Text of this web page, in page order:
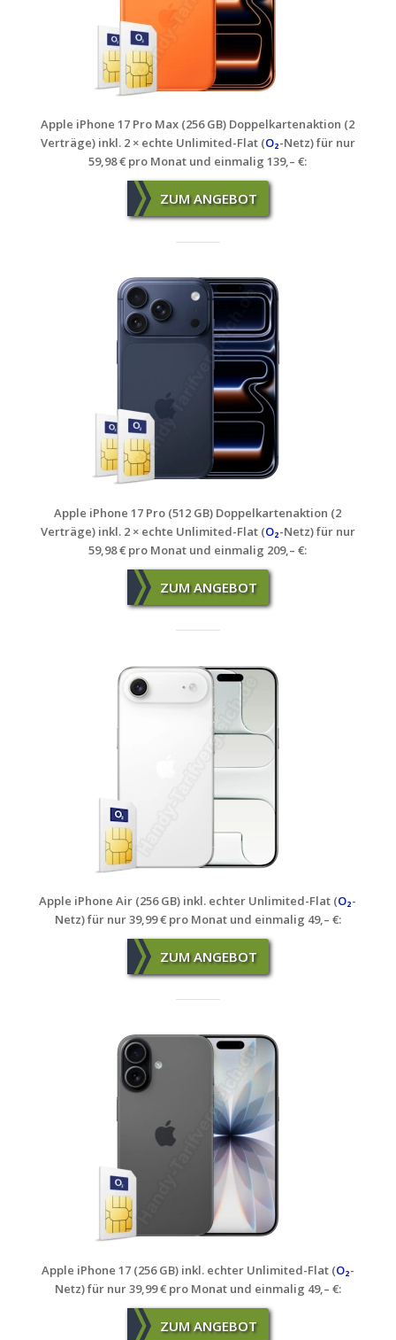
Apple iPhone 17 Pro Max (256 GB) Doppelkartenaktion (2
Verträge) inkl. 2 × echte Unlimited-Flat (O₂-Netz) für nur
59,98 € pro Monat und einmalig 139,– €:
ZUM ANGEBOT
Apple iPhone 17 Pro (512 GB) Doppelkartenaktion (2
Verträge) inkl. 2 × echte Unlimited-Flat (O₂-Netz) für nur
59,98 € pro Monat und einmalig 209,– €:
ZUM ANGEBOT
Apple iPhone Air (256 GB) inkl. echter Unlimited-Flat (O₂-
Netz) für nur 39,99 € pro Monat und einmalig 49,– €:
ZUM ANGEBOT
Apple iPhone 17 (256 GB) inkl. echter Unlimited-Flat (O₂-
Netz)für nur 39,99 € pro Monat und einmalig 49,– €:
ZUM ANGEBOT